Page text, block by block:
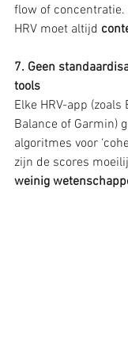
flow of
HRV moet altijd
7. Geen
tools
Elke HRV-app (zoals
Balance of Garmin)
algoritmes voor
zijn de scores
weinig